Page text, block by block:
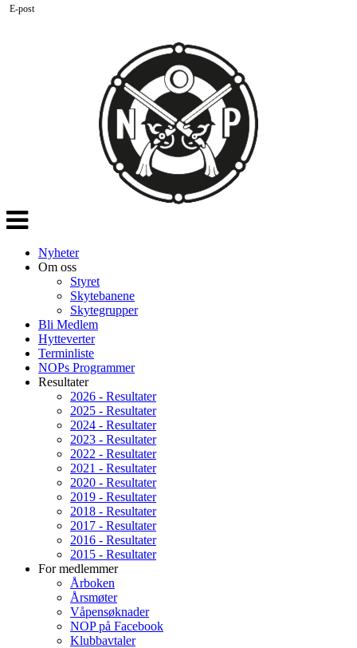
Veksle
navigasjon
Nyheter
Om oss
Styret
Skytebanene
Skytegrupper
Bli Medlem
Hytteverter
Terminliste
NOPs Programmer
Resultater
2026 - Resultater
2025 - Resultater
2024 - Resultater
2023 - Resultater
2022 - Resultater
2021 - Resultater
2020 - Resultater
2019 - Resultater
2018 - Resultater
2017 - Resultater
2016 - Resultater
2015 - Resultater
For medlemmer
Årboken
Årsmøter
Våpensøknader
NOP på Facebook
Klubbavtaler
E-post